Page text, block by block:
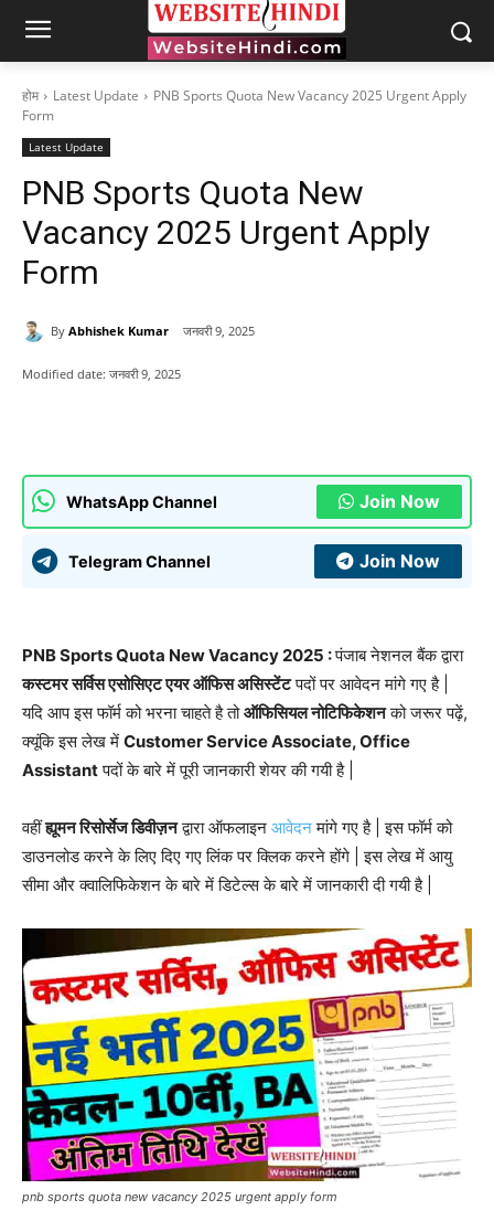
होम Latest Update
PNB Sports Quota New Vacancy 2025 Urgent Apply
Form
Latest Update
PNB Sports Quota New
Vacancy 2025 Urgent Apply
Form
By Abhishek Kumar जनवरी 9, 2025
Modified date: जनवरी 9, 2025
WhatsApp Channel Join Now
Telegram Channel Join Now
PNB Sports Quota New Vacancy 2025 :पंजाब नेशनल बैंक द्वारा
कस्टमर सर्विस एसोसिएट एयर ऑफिस असिस्टेंटपदों पर आवेदन मांगे गए है |
यदि आप इस फॉर्म को भरना चाहते है तोऑफिसियल नोटिफिकेशनको जरूर पढ़ें,
क्यूंकि इस लेख में Customer Service Associate, Office
Assistantपदों के बारे में पूरी जानकारी शेयर की गयी है |
वहींह्यूमन रिसोर्सेज डिवीज़नद्वारा ऑफलाइन आवेदनमांगे गए है | इस फॉर्म को
डाउनलोड करने के लिए दिए गए लिंक पर क्लिक करने होंगे | इस लेख में आयु
सीमा और क्वालिफिकेशन के बारे में डिटेल्स के बारे में जानकारी दी गयी है |
pnb sports quota new vacancy 2025 urgent apply form